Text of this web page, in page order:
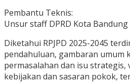
Pembantu Teknis:
Unsur staff DPRD Kota Bandung
Diketahui RPJPD 2025-2045
pendahuluan, gambaran umum
permasalahan dan isu strategis,
kebijakan dan sasaran pokok,